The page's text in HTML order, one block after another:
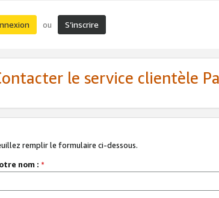
ou S’inscrire
le service clientèle
remplir le formulaire ci-dessous.
nom : *